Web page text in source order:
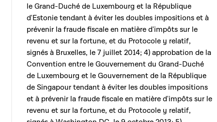
le Grand-Duché de Luxembourg et la République
d'Estonie tendant à éviter les doubles impositions et à
prévenir la fraude fiscale en matière d'impôts sur le
revenu et sur la fortune, et du Protocole y relatif,
signés à Bruxelles, le 7 juillet 2014; 4) approbation de la
Convention entre le Gouvernement du Grand-Duché
de Luxembourg et le Gouvernement de la République
de Singapour tendant à éviter les doubles impositions
et à prévenir la fraude fiscale en matière d'impôts sur le
revenu et sur la fortune, et du Protocole y relatif,